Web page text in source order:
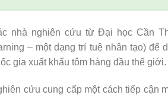
nhà nghiên cứu từ Đại học Cần
– một dạng trí tuệ nhân tạo)
gia xuất khẩu tôm hàng đầu thế giới.
cứu cung cấp một cách tiếp cận